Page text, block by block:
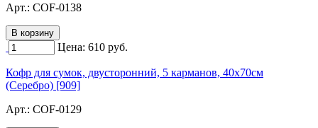
Арт.: COF-0138
Цена: 610 руб.
Кофр для сумок, двусторонний, 5 карманов, 40х70см
(Серебро) [909]
Арт.: COF-0129